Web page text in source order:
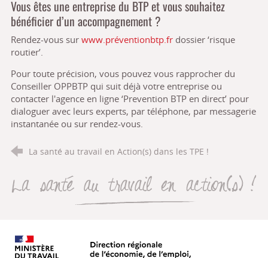
Vous êtes une entreprise du BTP et vous souhaitez
bénéficier d’un accompagnement ?
Rendez-vous sur www.préventionbtp.frdossier ‘risque
routier’.
Pour toute précision, vous pouvez vous rapprocher du
Conseiller OPPBTP qui suit déjà votre entreprise ou
contacter l'agence en ligne ‘Prevention BTP en direct’ pour
dialoguer avec leurs experts, par téléphone, par messagerie
instantanée ou sur rendez-vous.
La santé au travail en Action(s) dans les TPE !
La santé au travail en
Direction régionale de l’économie,